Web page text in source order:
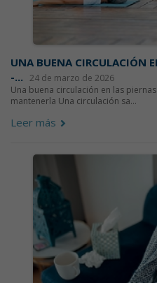
UNA BUENA CIRCULACIÓN
-... 24 de marzo de 2026
Una buena circulación en las
mantenerla Una circulación sa...
Leer más